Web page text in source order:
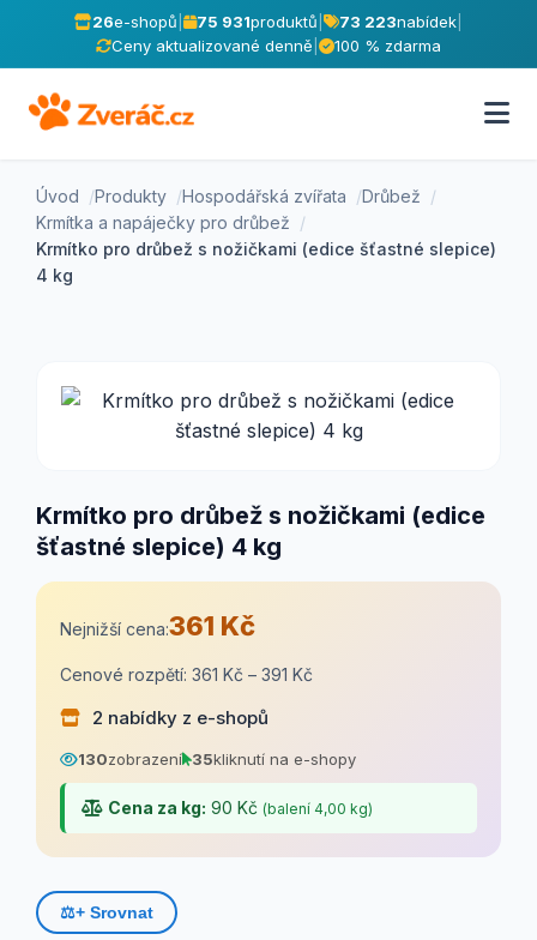
26e-shopů 75 931produktů 73 223nabídek
Ceny aktualizované denně
100 % zdarma
Úvod Produkty Hospodářská zvířata
Drůbež
Krmítka a napáječky pro drůbež
Krmítko pro drůbež s nožičkami (edice šťastné slepice)
4 kg
Krmítko pro drůbež s nožičkami (edice
šťastné slepice) 4 kg
Nejnižší cena:361 Kč
Cenové rozpětí: 361 Kč – 391 Kč
2 nabídky z e-shopů
130zobrazení 35kliknutí na e-shopy
Cena za kg: 90 Kč (balení 4,00 kg)
⚖️+ Srovnat